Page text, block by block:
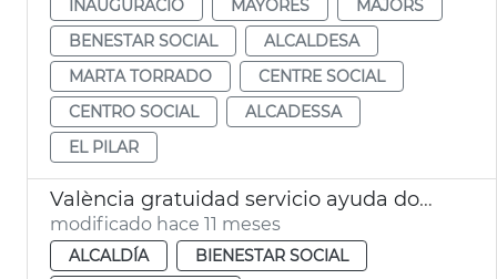
INAUGURACIÓ
MAYORES
MAJORS
BENESTAR SOCIAL
ALCALDESA
MARTA TORRADO
CENTRE SOCIAL
CENTRO SOCIAL
ALCADESSA
EL PILAR
València gratuidad servicio ayuda domicilio
modificado hace 11 meses
ALCALDÍA
BIENESTAR SOCIAL